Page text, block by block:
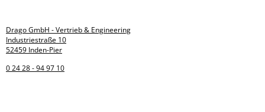
Drago GmbH - Vertrieb & Engineering
Industriestraße 10
52459 Inden-Pier
0 24 28 - 94 97 10